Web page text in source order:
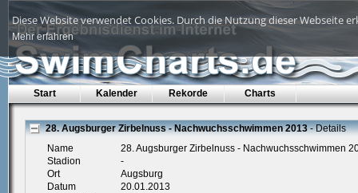
Diese Website verwendet Cookies. Durch die Nutzung dieser Webseite
Mehr erfahren
Start Kalender Rekorde Charts
28. Augsburger Zirbelnuss - Nachwuchsschwimmen 2013- Details
Name
28. Augsburger Zirbelnuss - Nachwuchsschwimmen
Stadion
-
Ort
Augsburg
Datum
20.01.2013